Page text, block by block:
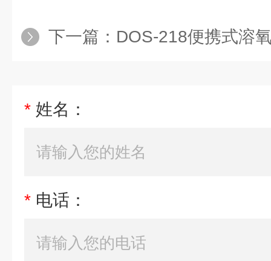
下一篇： DOS-218便携式溶
* 姓名：
* 电话：